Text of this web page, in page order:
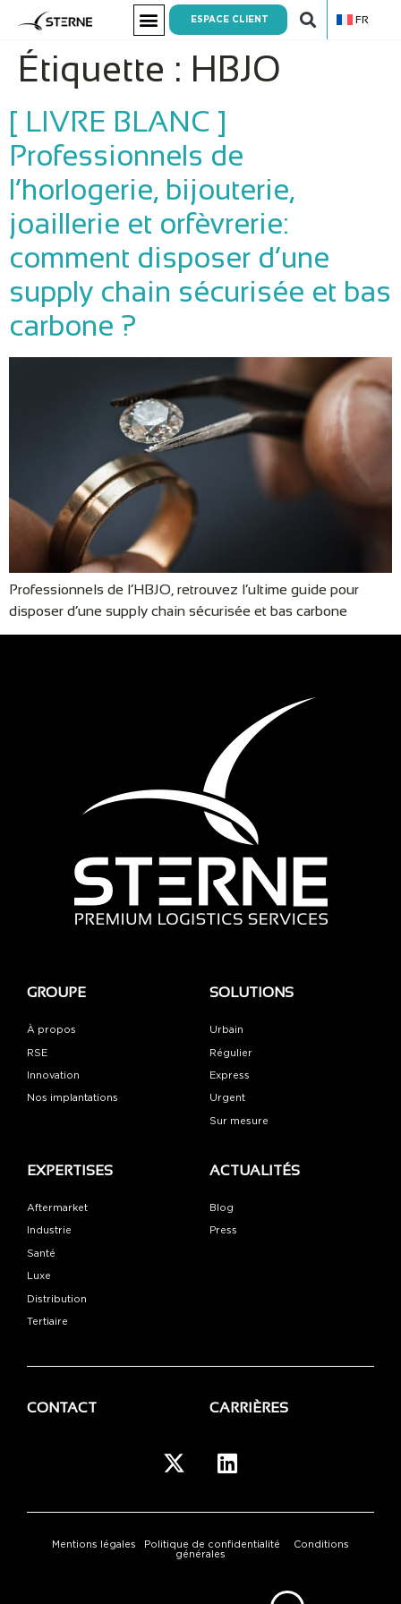
ESPACE CLIENT FR
Étiquette : HBJO
[ LIVRE BLANC ]
Professionnels de
l’horlogerie, bijouterie,
joaillerie et orfèvrerie:
comment disposer d’une
supply chain sécurisée et bas
carbone ?
Professionnels de l’HBJO, retrouvez l’ultime guide pour
disposer d’une supply chain sécurisée et bas carbone
GROUPE
À propos
RSE
Innovation
Nos implantations
SOLUTIONS
Urbain
Régulier
Express
Urgent
Sur mesure
EXPERTISES
Aftermarket
Industrie
Santé
Luxe
Distribution
Tertiaire
ACTUALITÉS
Blog
Press
CONTACT CARRIÈRES
Mentions légales Politique de confidentialité
Conditions
générales